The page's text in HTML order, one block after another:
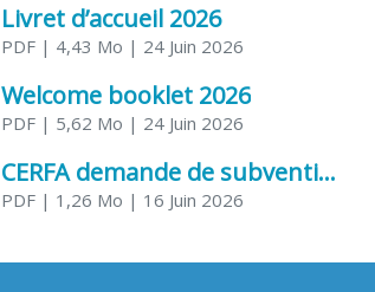
Livret d’accueil 2026
PDF | 4,43 Mo | 24 Juin 2026
Welcome booklet 2026
PDF | 5,62 Mo | 24 Juin 2026
CERFA demande de subvention association
PDF | 1,26 Mo | 16 Juin 2026